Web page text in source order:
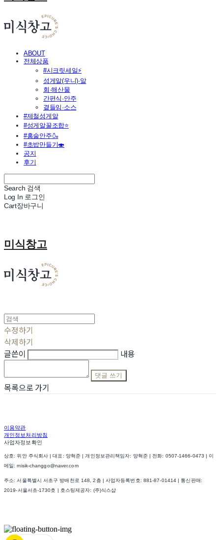
ABOUT
전체상품
#시크릿세일⚡
성게알(우니)·알
회·해산물
간편식·안주
곁들임·소스
#제철성게알
#성게알꿀조합⭐
#홈술안주🍶
#초밥만들기🍣
공지
후기
Search 검색
Log In 로그인
Cart장바구니
미식창고
수정하기
삭제하기
글쓴이
내용
댓글 쓰기
목록으로 가기
이용약관
개인정보처리방침
사업자정보확인
상호: 위안 주식회사 | 대표: 양혁준 | 개인정보관리책임자: 양혁준 | 전화: 0507-1466-0473 | 이
메일: misik-changgo@naver.com
주소: 서울특별시 서초구 방배천로 148, 2층 | 사업자등록번호: 881-87-01414 | 통신판매:
2019-서울서초-1730호
| 호스팅제공자: (주)식스샵